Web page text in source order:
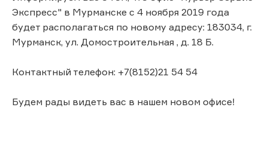
Экспресс" в Мурманске с 4 ноября 2019 года
будет располагаться по новому адресу: 183034, г.
Мурманск, ул. Домостроительная , д. 18 Б.
Контактный телефон: +7(8152)21 54 54
Будем рады видеть вас в нашем новом офисе!